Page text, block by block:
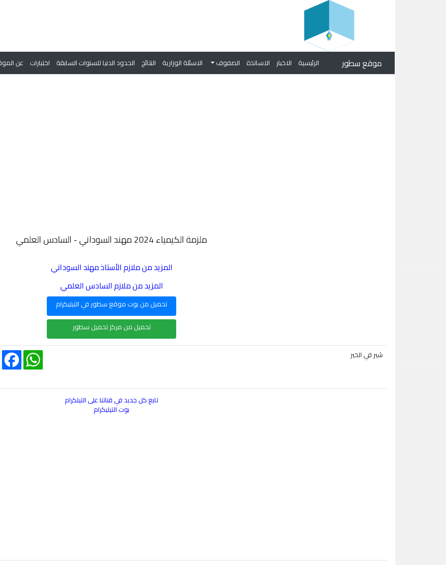
موقع سطور الرئيسية الاخبار الاساتذة الصفوف الاسئلة الوزارية النتائج الحدود الدنيا للسنوات السابقة اختبارات عن
ملزمة الكيمياء 2024 مهند السوداني - السادس العلمي
المزيد من ملازم الأستاذ مهند السوداني
المزيد من ملازم السادس العلمي
تحميل من بوت موقع سطور في التيليكرام
تحميل من مركز تحميل سطور
شير في الخير WhatsApp
تابع كل جديد في قناتنا على التيلكرام
بوت التيليكرام